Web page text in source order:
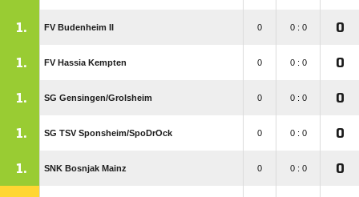
1. FV Budenheim II 0 0 : 0 0
1. FV Hassia Kempten 0 0 : 0 0
1. SG Gensingen/​Grolsheim 0 0 : 0 0
1. SG TSV Sponsheim/​SpoDrOck 0 0 : 0 0
1. SNK Bosnjak Mainz 0 0 : 0 0